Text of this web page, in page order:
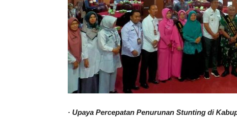
· Upaya Percepatan Penurunan Stunting di